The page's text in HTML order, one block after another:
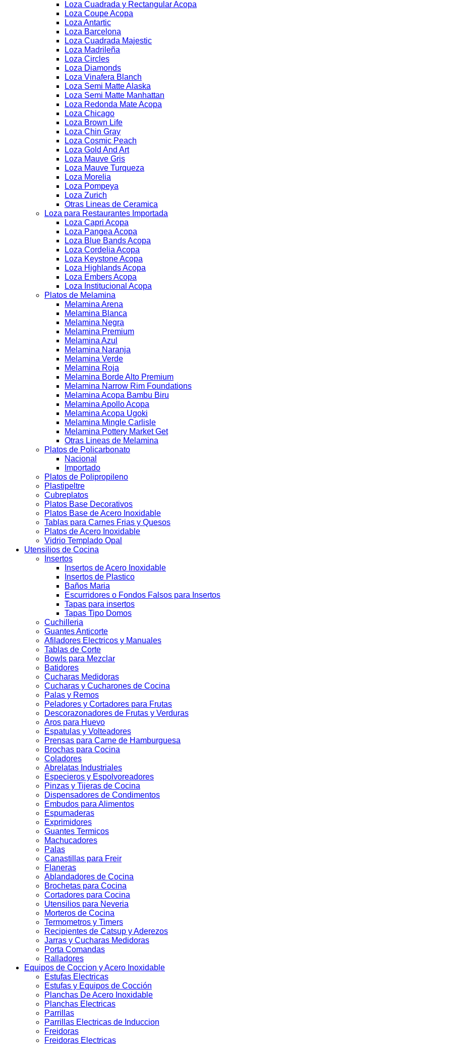
Loza Cuadrada y Rectangular Acopa
Loza Coupe Acopa
Loza Antartic
Loza Barcelona
Loza Cuadrada Majestic
Loza Madrileña
Loza Circles
Loza Diamonds
Loza Vinafera Blanch
Loza Semi Matte Alaska
Loza Semi Matte Manhattan
Loza Redonda Mate Acopa
Loza Chicago
Loza Brown Life
Loza Chin Gray
Loza Cosmic Peach
Loza Gold And Art
Loza Mauve Gris
Loza Mauve Turqueza
Loza Morelia
Loza Pompeya
Loza Zurich
Otras Lineas de Ceramica
Loza para Restaurantes Importada
Loza Capri Acopa
Loza Pangea Acopa
Loza Blue Bands Acopa
Loza Cordelia Acopa
Loza Keystone Acopa
Loza Highlands Acopa
Loza Embers Acopa
Loza Institucional Acopa
Platos de Melamina
Melamina Arena
Melamina Blanca
Melamina Negra
Melamina Premium
Melamina Azul
Melamina Naranja
Melamina Verde
Melamina Roja
Melamina Borde Alto Premium
Melamina Narrow Rim Foundations
Melamina Acopa Bambu Biru
Melamina Apollo Acopa
Melamina Acopa Ugoki
Melamina Mingle Carlisle
Melamina Pottery Market Get
Otras Lineas de Melamina
Platos de Policarbonato
Nacional
Importado
Platos de Polipropileno
Plastipeltre
Cubreplatos
Platos Base Decorativos
Platos Base de Acero Inoxidable
Tablas para Carnes Frias y Quesos
Platos de Acero Inoxidable
Vidrio Templado Opal
Utensilios de Cocina
Insertos
Insertos de Acero Inoxidable
Insertos de Plastico
Baños Maria
Escurridores o Fondos Falsos para Insertos
Tapas para insertos
Tapas Tipo Domos
Cuchilleria
Guantes Anticorte
Afiladores Electricos y Manuales
Tablas de Corte
Bowls para Mezclar
Batidores
Cucharas Medidoras
Cucharas y Cucharones de Cocina
Palas y Remos
Peladores y Cortadores para Frutas
Descorazonadores de Frutas y Verduras
Aros para Huevo
Espatulas y Volteadores
Prensas para Carne de Hamburguesa
Brochas para Cocina
Coladores
Abrelatas Industriales
Especieros y Espolvoreadores
Pinzas y Tijeras de Cocina
Dispensadores de Condimentos
Embudos para Alimentos
Espumaderas
Exprimidores
Guantes Termicos
Machucadores
Palas
Canastillas para Freir
Flaneras
Ablandadores de Cocina
Brochetas para Cocina
Cortadores para Cocina
Utensilios para Neveria
Morteros de Cocina
Termometros y Timers
Recipientes de Catsup y Aderezos
Jarras y Cucharas Medidoras
Porta Comandas
Ralladores
Equipos de Coccion y Acero Inoxidable
Estufas Electricas
Estufas y Equipos de Cocción
Planchas De Acero Inoxidable
Planchas Electricas
Parrillas
Parrillas Electricas de Induccion
Freidoras
Freidoras Electricas